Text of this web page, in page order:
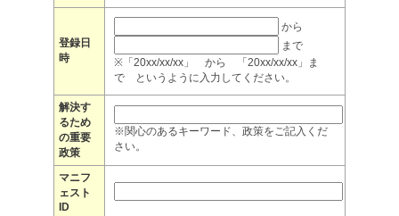
登録日
時
から
まで
※「20xx/xx/xx」 から 「20xx/xx/xx」ま
で というように入力してください。
解決す
るため
の重要
政策
※関心のあるキーワード、政策をご記入くだ
さい。
マニフ
ェスト
ID